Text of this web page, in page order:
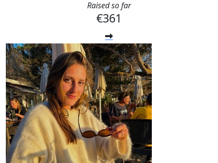
Raised so far
€361